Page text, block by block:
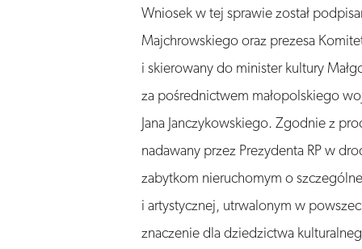
Wniosek w tej sprawie został
Majchrowskiego oraz prezesa
i skierowany do minister kultury
za pośrednictwem małopolskiego
Jana Janczykowskiego. Zgodnie z
nadawany przez Prezydenta RP w
zabytkom nieruchomym o
i artystycznej, utrwalonym w
znaczenie dla dziedzictwa